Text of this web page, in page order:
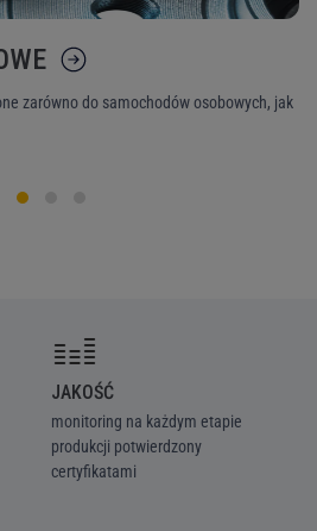
zarówno do samochodów osobowych, jak
JAKOŚĆ
monitoring na każdym etapie
produkcji potwierdzony
certyfikatami